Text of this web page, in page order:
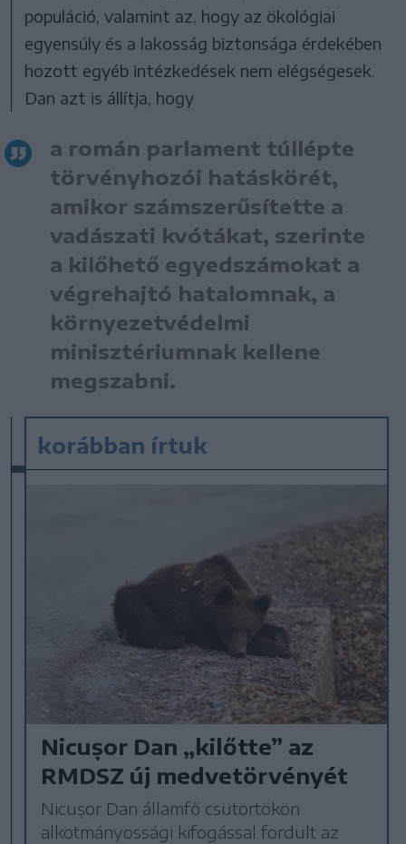
populáció, valamint az, hogy az ökológiai
egyensúly és a lakosság biztonsága érdekében
hozott egyéb intézkedések nem elégségesek.
Dan azt is állítja, hogy
a román parlament túllépte
törvényhozói hatáskörét,
amikor számszerűsítette a
vadászati kvótákat, szerinte
a kilőhető egyedszámokat a
végrehajtó hatalomnak, a
környezetvédelmi
minisztériumnak kellene
megszabni.
korábban írtuk
Nicușor Dan „kilőtte” az
RMDSZ új medvetörvényét
Nicușor Dan államfő csütörtökön
alkotmányossági kifogással fordult az